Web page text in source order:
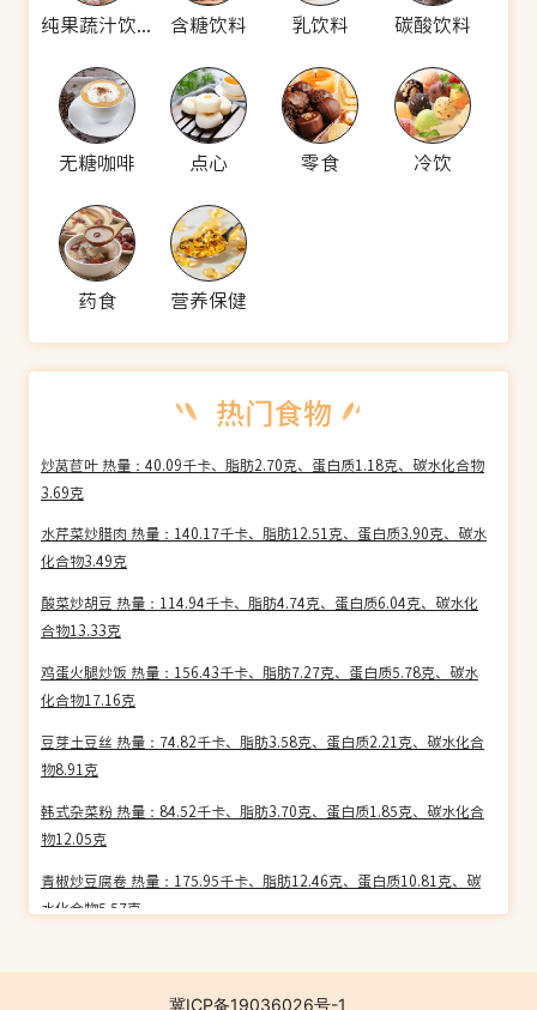
纯果蔬汁饮料 含糖饮料 乳饮料 碳酸饮料
无糖咖啡 点心 零食 冷饮
药食 营养保健
炒莴苣叶 热量：40.09千卡、脂肪2.70克、蛋白质1.18克、碳水化合物
3.69克
水芹菜炒腊肉 热量：140.17千卡、脂肪12.51克、蛋白质3.90克、碳水
化合物3.49克
酸菜炒胡豆 热量：114.94千卡、脂肪4.74克、蛋白质6.04克、碳水化
合物13.33克
鸡蛋火腿炒饭 热量：156.43千卡、脂肪7.27克、蛋白质5.78克、碳水
化合物17.16克
豆芽土豆丝 热量：74.82千卡、脂肪3.58克、蛋白质2.21克、碳水化合
物8.91克
韩式杂菜粉 热量：84.52千卡、脂肪3.70克、蛋白质1.85克、碳水化合
物12.05克
青椒炒豆腐卷 热量：175.95千卡、脂肪12.46克、蛋白质10.81克、碳
水化合物5.57克
合物3.50克
冀ICP备19036026号-1